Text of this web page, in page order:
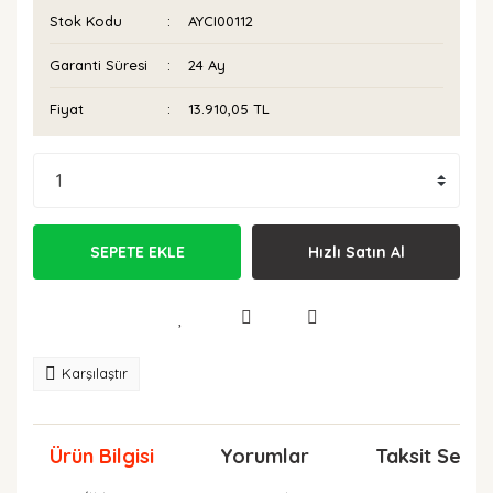
Stok Kodu AYCI00112
Garanti Süresi 24 Ay
Fiyat 13.910,05 TL
SEPETE EKLE Hızlı Satın Al
Karşılaştır
Ürün Bilgisi Yorumlar Taksit